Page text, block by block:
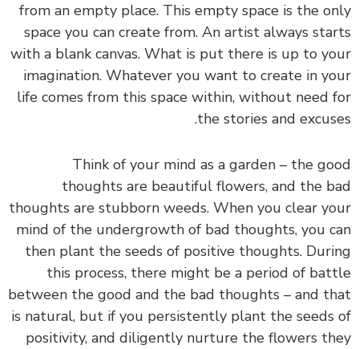
from an empty place. This empty space is the only
space you can create from. An artist always starts
with a blank canvas. What is put there is up to your
imagination. Whatever you want to create in your
life comes from this space within, without need for
the stories and excuses.
Think of your mind as a garden – the good
thoughts are beautiful flowers, and the bad
thoughts are stubborn weeds. When you clear your
mind of the undergrowth of bad thoughts, you can
then plant the seeds of positive thoughts. During
this process, there might be a period of battle
between the good and the bad thoughts – and that
is natural, but if you persistently plant the seeds of
positivity, and diligently nurture the flowers they